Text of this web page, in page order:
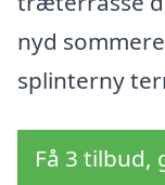
nyd
splinterny
Få 3